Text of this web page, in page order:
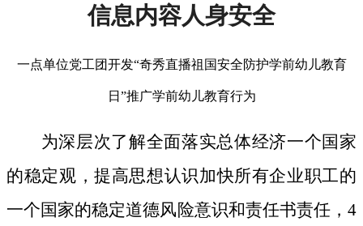
信息内容人身安全
一点单位党工团开发“奇秀直播祖国安全防护学前幼儿教育
日”推广学前幼儿教育行为
为深层次了解全面落实总体经济一个国家
的稳定观，提高思想认识加快所有企业职工的
一个国家的稳定道德风险意识和责任书责任，4